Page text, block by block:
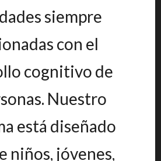
siempre
con el
cognitivo de
Nuestro
está diseñado
niños, jóvenes,